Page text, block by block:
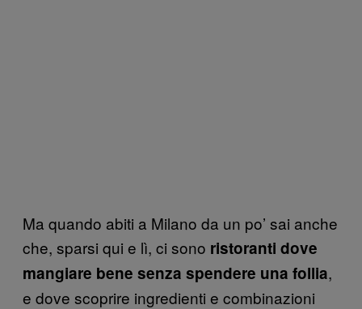
Ma quando abiti a Milano da un po’ sai anche
che, sparsi qui e lì, ci sono ristoranti dove
mangiare bene senza spendere una follia,
e dove scoprire ingredienti e combinazioni